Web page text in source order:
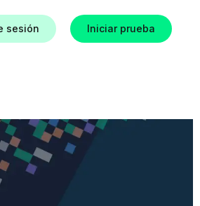
sesión Iniciar prueba